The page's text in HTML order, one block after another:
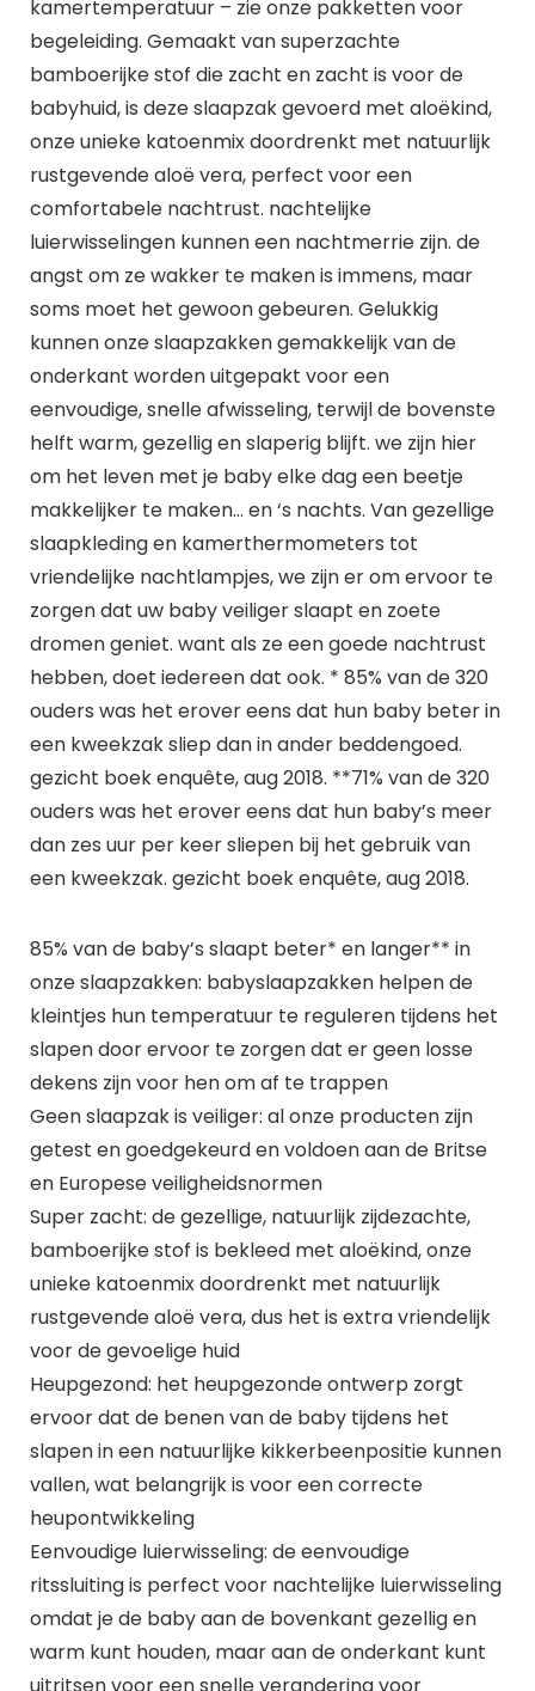
kamertemperatuur – zie onze pakketten voor
begeleiding. Gemaakt van superzachte
bamboerijke stof die zacht en zacht is voor de
babyhuid, is deze slaapzak gevoerd met aloëkind,
onze unieke katoenmix doordrenkt met natuurlijk
rustgevende aloë vera, perfect voor een
comfortabele nachtrust. nachtelijke
luierwisselingen kunnen een nachtmerrie zijn. de
angst om ze wakker te maken is immens, maar
soms moet het gewoon gebeuren. Gelukkig
kunnen onze slaapzakken gemakkelijk van de
onderkant worden uitgepakt voor een
eenvoudige, snelle afwisseling, terwijl de bovenste
helft warm, gezellig en slaperig blijft. we zijn hier
om het leven met je baby elke dag een beetje
makkelijker te maken… en ‘s nachts. Van gezellige
slaapkleding en kamerthermometers tot
vriendelijke nachtlampjes, we zijn er om ervoor te
zorgen dat uw baby veiliger slaapt en zoete
dromen geniet. want als ze een goede nachtrust
hebben, doet iedereen dat ook. * 85% van de 320
ouders was het erover eens dat hun baby beter in
een kweekzak sliep dan in ander beddengoed.
gezicht boek enquête, aug 2018. **71% van de 320
ouders was het erover eens dat hun baby’s meer
dan zes uur per keer sliepen bij het gebruik van
een kweekzak. gezicht boek enquête, aug 2018.
85% van de baby’s slaapt beter* en langer** in
onze slaapzakken: babyslaapzakken helpen de
kleintjes hun temperatuur te reguleren tijdens het
slapen door ervoor te zorgen dat er geen losse
dekens zijn voor hen om af te trappen
Geen slaapzak is veiliger: al onze producten zijn
getest en goedgekeurd en voldoen aan de Britse
en Europese veiligheidsnormen
Super zacht: de gezellige, natuurlijk zijdezachte,
bamboerijke stof is bekleed met aloëkind, onze
unieke katoenmix doordrenkt met natuurlijk
rustgevende aloë vera, dus het is extra vriendelijk
voor de gevoelige huid
Heupgezond: het heupgezonde ontwerp zorgt
ervoor dat de benen van de baby tijdens het
slapen in een natuurlijke kikkerbeenpositie kunnen
vallen, wat belangrijk is voor een correcte
heupontwikkeling
Eenvoudige luierwisseling: de eenvoudige
ritssluiting is perfect voor nachtelijke luierwisseling
omdat je de baby aan de bovenkant gezellig en
warm kunt houden, maar aan de onderkant kunt